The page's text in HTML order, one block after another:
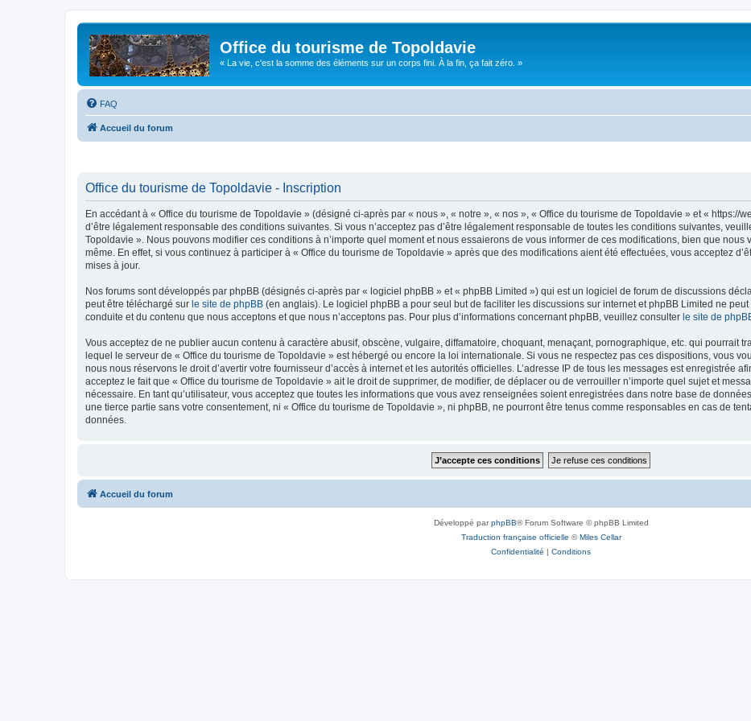
Office du tourisme de Topoldavie
« La vie, c'est la somme des éléments sur un corps fini. À la fin, ça fait zéro. »
FAQ
Accueil du forum
Office du tourisme de Topoldavie - Inscription
En accédant à « Office du tourisme de Topoldavie » (désigné ci-après par « nous », « notre », « nos », « Office du tourisme de Topoldavie » et « https://
d’être légalement responsable des conditions suivantes. Si vous n’acceptez pas d’être légalement responsable de toutes les conditions suivantes,
Topoldavie ». Nous pouvons modifier ces conditions à n’importe quel moment et nous essaierons de vous informer de ces modifications, bien que
même. En effet, si vous continuez à participer à « Office du tourisme de Topoldavie » après que des modifications aient été effectuées, vous acceptez
mises à jour.
Nos forums sont développés par phpBB (désignés ci-après par « logiciel phpBB » et « phpBB Limited ») qui est un logiciel de forum de discussions
peut être téléchargé sur le site de phpBB (en anglais). Le logiciel phpBB a pour seul but de faciliter les discussions sur internet et phpBB Limited ne
conduite et du contenu que nous acceptons et que nous n’acceptons pas. Pour plus d’informations concernant phpBB, veuillez consulter le site de
Vous acceptez de ne publier aucun contenu à caractère abusif, obscène, vulgaire, diffamatoire, choquant, menaçant, pornographique, etc. qui pourrait
lequel le serveur de « Office du tourisme de Topoldavie » est hébergé ou encore la loi internationale. Si vous ne respectez pas ces dispositions, vous
nous nous réservons le droit d’avertir votre fournisseur d’accès à internet et les autorités officielles. L’adresse IP de tous les messages est enregistrée
acceptez le fait que « Office du tourisme de Topoldavie » ait le droit de supprimer, de modifier, de déplacer ou de verrouiller n’importe quel sujet et
nécessaire. En tant qu’utilisateur, vous acceptez que toutes les informations que vous avez renseignées soient enregistrées dans notre base de
une tierce partie sans votre consentement, ni « Office du tourisme de Topoldavie », ni phpBB, ne pourront être tenus comme responsables en cas de
données.
Accueil du forum
Développé parphpBB® Forum Software © phpBB Limited
Traduction française officielle ©Miles Cellar
Confidentialité | Conditions